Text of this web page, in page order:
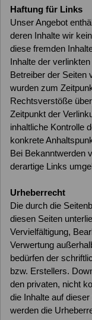
Haftung für Links
Unser Angebot
deren Inhalte wir
diese fremden
Inhalte der
Betreiber der Seiten
wurden zum
Rechtsverstöße
Zeitpunkt der
inhaltliche Kontrolle
konkrete
Bei Bekanntwerden
derartige Links
Urheberrecht
Die durch die
diesen Seiten
Vervielfältigung,
Verwertung
bedürfen der
bzw. Erstellers.
den privaten, nicht
die Inhalte auf
werden die